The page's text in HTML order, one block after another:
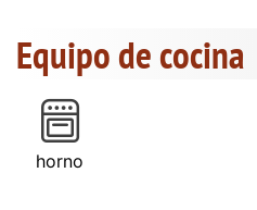
Equipo de cocina
horno